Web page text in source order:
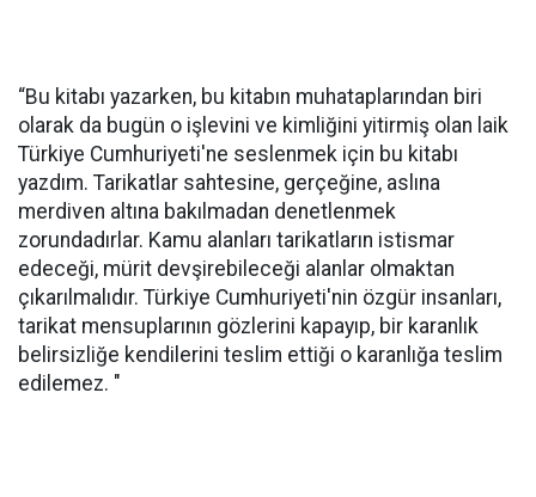
“Bu kitabı yazarken, bu kitabın muhataplarından biri
olarak da bugün o işlevini ve kimliğini yitirmiş olan laik
Türkiye Cumhuriyeti'ne seslenmek için bu kitabı
yazdım. Tarikatlar sahtesine, gerçeğine, aslına
merdiven altına bakılmadan denetlenmek
zorundadırlar. Kamu alanları tarikatların istismar
edeceği, mürit devşirebileceği alanlar olmaktan
çıkarılmalıdır. Türkiye Cumhuriyeti'nin özgür insanları,
tarikat mensuplarının gözlerini kapayıp, bir karanlık
belirsizliğe kendilerini teslim ettiği o karanlığa teslim
edilemez. "